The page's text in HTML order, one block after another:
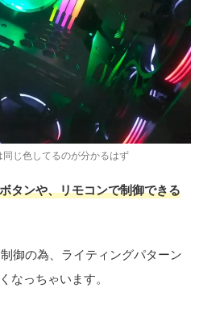
じ色してるのが分かるはず
タンや、リモコンで制御できる
御の為、ライティングパターン
なっちゃいます。